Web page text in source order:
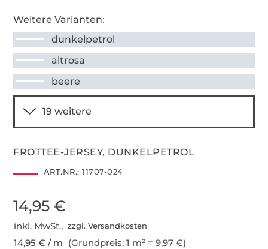
Weitere Varianten:
dunkelpetrol
altrosa
beere
FROTTEE-JERSEY, DUNKELPETROL
ART.NR.: 11707-024
14,95 €
inkl. MwSt.,zzgl. Versandkosten
14,95 € / m (Grundpreis: 1 m² = 9,97 €)